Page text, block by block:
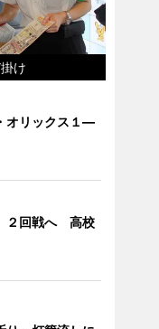
け
オリックス１―
２回戦へ 高校